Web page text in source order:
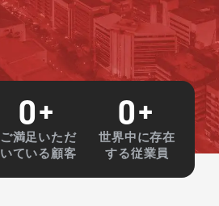
ご満足いただ
いている顧客
0+
世界中に存在
する従業員
0+